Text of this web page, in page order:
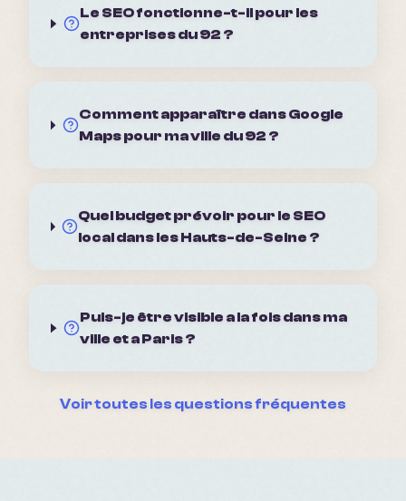
Le SEO fonctionne-t-il pour les
entreprises du 92 ?
Comment apparaître dans Google
Maps pour ma ville du 92 ?
Quel budget prévoir pour le SEO
local dans les Hauts-de-Seine ?
Puis-je être visible a la fois dans ma
ville et a Paris ?
Voir toutes les questions fréquentes